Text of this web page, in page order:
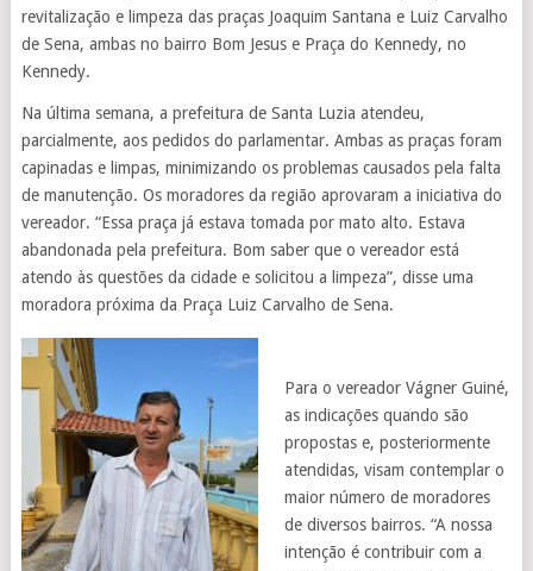
revitalização e limpeza das praças Joaquim Santana e Luiz Carvalho
de Sena, ambas no bairro Bom Jesus e Praça do Kennedy, no
Kennedy.
Na última semana, a prefeitura de Santa Luzia atendeu,
parcialmente, aos pedidos do parlamentar. Ambas as praças foram
capinadas e limpas, minimizando os problemas causados pela falta
de manutenção. Os moradores da região aprovaram a iniciativa do
vereador. “Essa praça já estava tomada por mato alto. Estava
abandonada pela prefeitura. Bom saber que o vereador está
atendo às questões da cidade e solicitou a limpeza”, disse uma
moradora próxima da Praça Luiz Carvalho de Sena.
Para o vereador Vágner Guiné,
as indicações quando são
propostas e, posteriormente
atendidas, visam contemplar o
maior número de moradores
de diversos bairros. “A nossa
intenção é contribuir com a